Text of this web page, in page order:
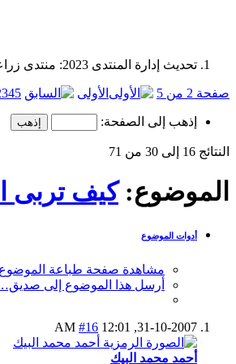
تحديث إدارة المنتدى 2023: منتدى زراعة نت مفتوح حاليا للقراءة فقط، ولا يقبل مشاركات جديدة. يمكنكم استخدام الشريط الظاهر أعلاه للبحث في كافة مواضيع المدوّنة والمنتدى.
صفحة 2 من 5 الأولى 345
إذهب إلى الصفحة:
النتائج 16 إلى 30 من 71
الموضوع:كيف تربى
أدوات الموضوع
مشاهدة صفحة طباعة الموضوع
أرسل هذا الموضوع إلى
31-10-2007,
12:01 AM
#16
أحمد محمد البيك